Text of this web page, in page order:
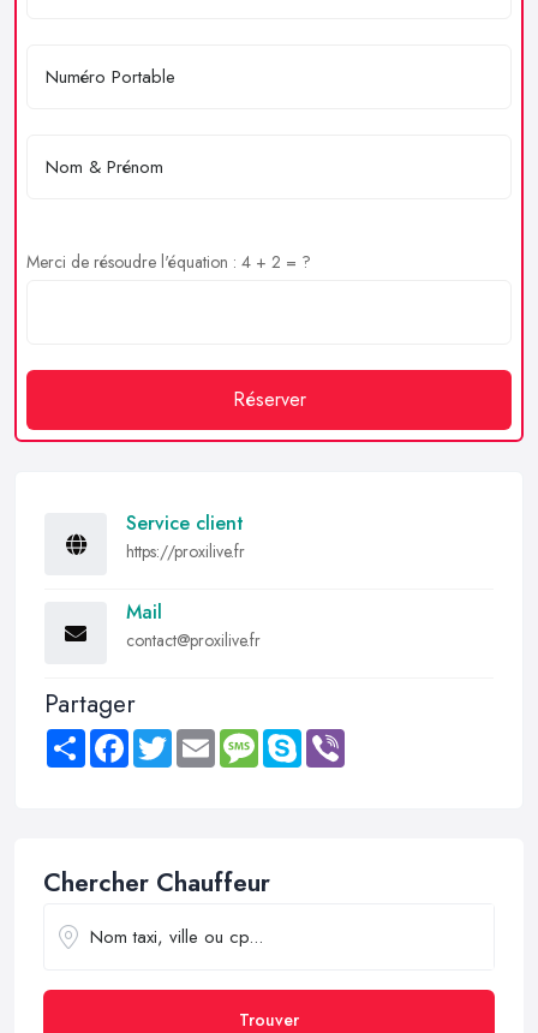
Merci de résoudre l'équation : 4 + 2 = ?
Réserver
Service client
https://proxilive.fr
Mail
contact@proxilive.fr
Partager
Share FacebookTwitter Email MessageSkype
Chercher Chauffeur
Trouver